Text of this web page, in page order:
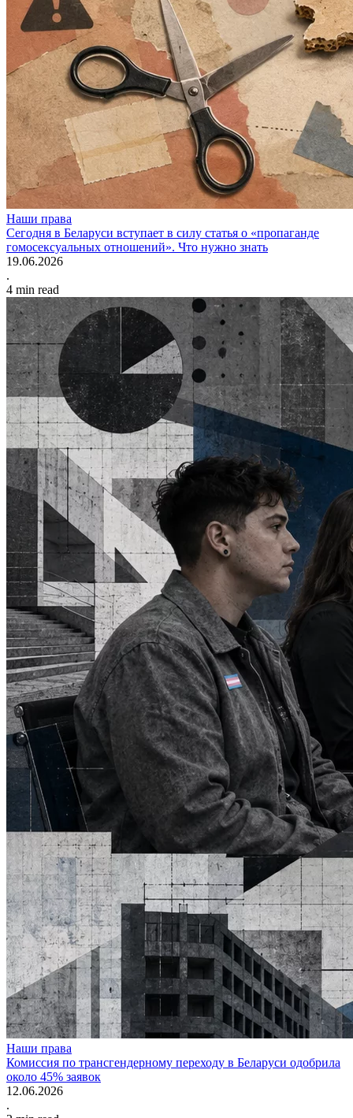
Наши права
Сегодня в Беларуси вступает в силу статья о «пропаганде
гомосексуальных отношений». Что нужно знать
19.06.2026
.
4 min read
Наши права
Комиссия по трансгендерному переходу в Беларуси одобрила
около 45% заявок
12.06.2026
.